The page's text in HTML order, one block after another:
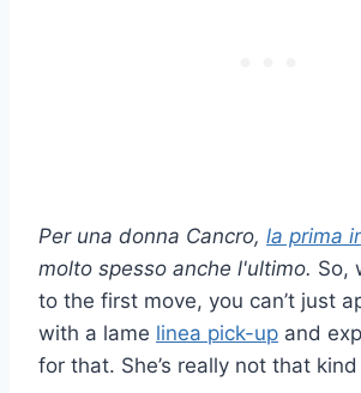
Per una donna Cancro, la prima
molto spesso anche l'ultimo. So,
to the first move, you can’t just
with a lame linea pick-up and
for that. She’s really not that